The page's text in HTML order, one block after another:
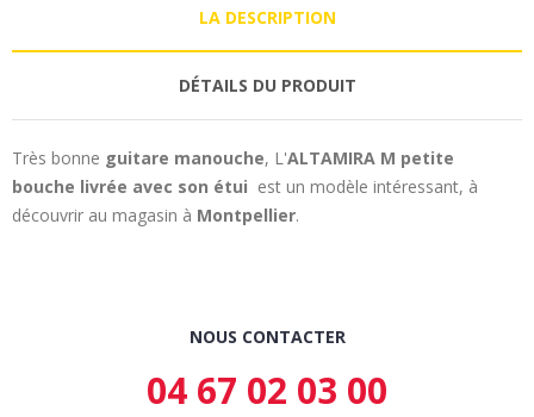
LA DESCRIPTION
DÉTAILS DU PRODUIT
Très bonne guitare manouche, L'ALTAMIRA M petite
bouche livrée avec son étui est un modèle intéressant, à
découvrir au magasin à Montpellier.
NOUS CONTACTER
04 67 02 03 00